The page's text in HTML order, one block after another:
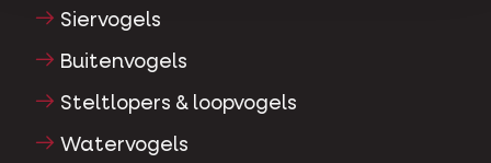
Siervogels
Buitenvogels
Steltlopers & loopvogels
Watervogels